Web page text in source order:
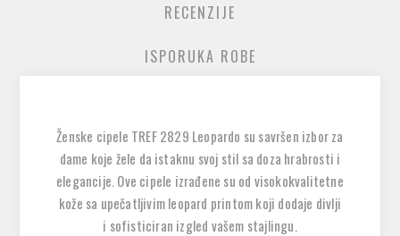
RECENZIJE
ISPORUKA ROBE
Ženske cipele TREF 2829 Leopardo su savršen izbor za
dame koje žele da istaknu svoj stil sa doza hrabrosti i
elegancije. Ove cipele izrađene su od visokokvalitetne
kože sa upečatljivim leopard printom koji dodaje divlji
i sofisticiran izgled vašem stajlingu.